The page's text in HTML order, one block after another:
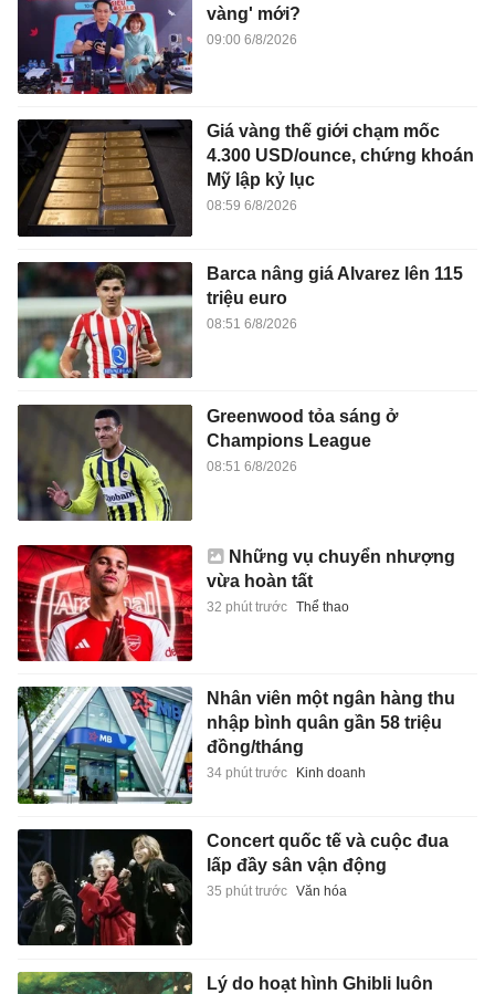
vàng' mới?
09:00 6/8/2026
Giá vàng thế giới chạm mốc
4.300 USD/ounce, chứng khoán
Mỹ lập kỷ lục
08:59 6/8/2026
Barca nâng giá Alvarez lên 115
triệu euro
08:51 6/8/2026
Greenwood tỏa sáng ở
Champions League
08:51 6/8/2026
Những vụ chuyển nhượng
vừa hoàn tất
32 phút trước Thể thao
Nhân viên một ngân hàng thu
nhập bình quân gần 58 triệu
đồng/tháng
34 phút trước Kinh doanh
Concert quốc tế và cuộc đua
lấp đầy sân vận động
35 phút trước Văn hóa
Lý do hoạt hình Ghibli luôn